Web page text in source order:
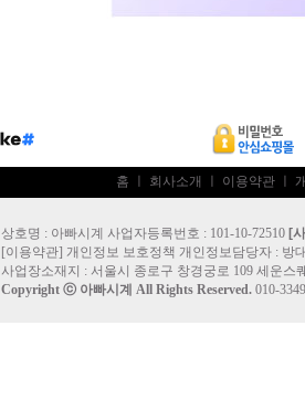
홈 회사소개 이용약관
상호명 : 아빠시계 사업자등록번호 : 101-10-72510 [
[이용약관] 개인정보 보호정책 개인정보담당자 : 방
사업장소재지 : 서울시 종로구 창경궁로 109 세운스
Copyright ⓒ 아빠시계 All Rights Reserved. 010-